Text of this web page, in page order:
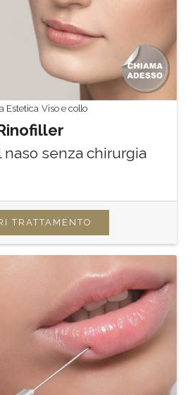
Estetica Viso e collo
senza chirurgia
TRATTAMENTO